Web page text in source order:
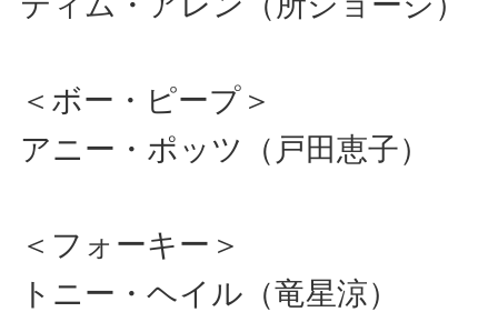
＜ボー・ピープ＞
アニー・ポッツ（戸田恵子）
＜フォーキー＞
トニー・ヘイル（竜星涼）